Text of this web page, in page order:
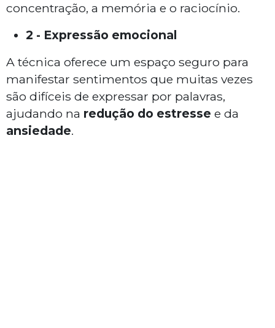
concentração, a memória e o raciocínio.
2 - Expressão emocional
A técnica oferece um espaço seguro para
manifestar sentimentos que muitas vezes
são difíceis de expressar por palavras,
ajudando na redução do estresse e da
ansiedade.